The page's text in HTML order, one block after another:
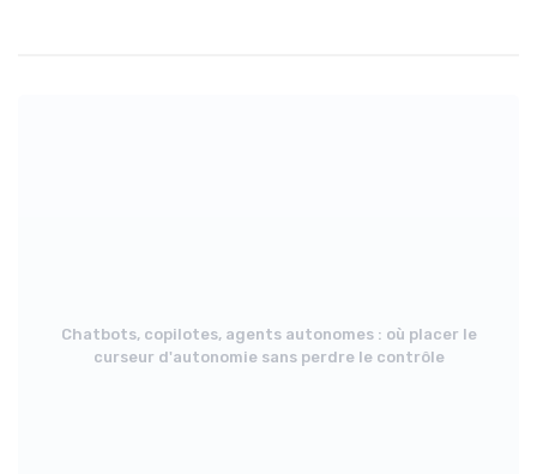
Chatbots, copilotes, agents autonomes : où placer le
curseur d'autonomie sans perdre le contrôle